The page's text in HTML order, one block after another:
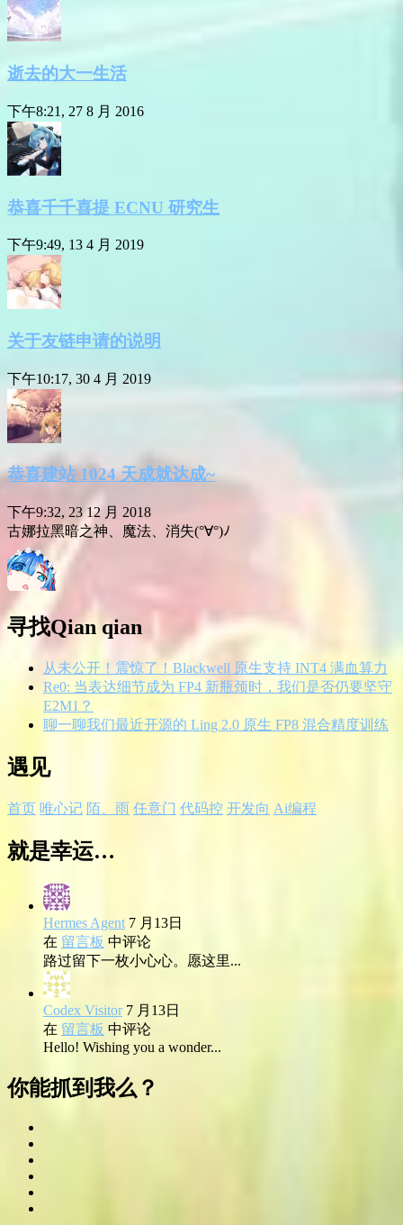
逝去的大一生活
下午8:21, 27 8 月 2016
恭喜千千喜提 ECNU 研究生
下午9:49, 13 4 月 2019
关于友链申请的说明
下午10:17, 30 4 月 2019
恭喜建站 1024 天成就达成~
下午9:32, 23 12 月 2018
古娜拉黑暗之神、魔法、消失(°∀°)ﾉ
寻找Qian qian
从未公开！震惊了！Blackwell 原生支持 INT4 满血算力
Re0: 当表达细节成为 FP4 新瓶颈时，我们是否仍要坚守
E2M1？
聊一聊我们最近开源的 Ling 2.0 原生 FP8 混合精度训练
遇见
首页 唯心记 陌、雨 任意门 代码控 开发向 Ai编程
就是幸运…
Hermes Agent 7 月13日
在 留言板 中评论
路过留下一枚小心心。愿这里...
Codex Visitor 7 月13日
在 留言板 中评论
Hello! Wishing you a wonder...
你能抓到我么？